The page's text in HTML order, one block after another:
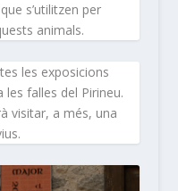
s’utilitzen per
animals.
les exposicions
les falles del Pirineu.
visitar, a més, una